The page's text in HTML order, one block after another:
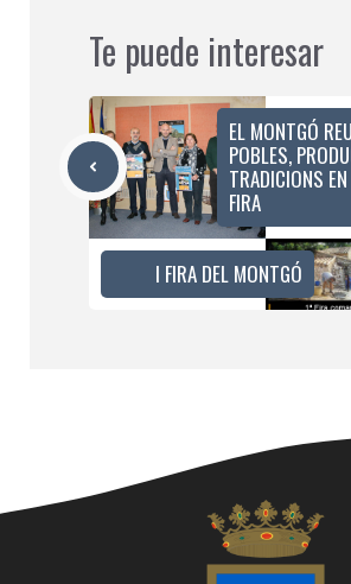
Te puede interesar
EL MONTGÓ
POBLES,
TRADICIONS
FIRA
I FIRA DEL MONTGÓ